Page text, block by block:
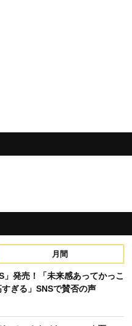
月間
」発売！「未来感あってかっこ
ぎる」SNSで賛否の声